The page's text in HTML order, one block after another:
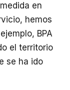
en
hemos
BPA
el territorio
se ha ido